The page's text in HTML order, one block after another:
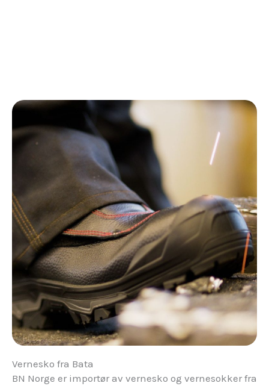
Vernesko fra Bata
BN Norge er importør av vernesko og vernesokker fra